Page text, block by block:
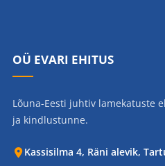
OÜ EVARI EHITUS
Lõuna-Eesti juhtiv lamekatuste
ja kindlustunne.
Kassisilma 4, Räni alevik,